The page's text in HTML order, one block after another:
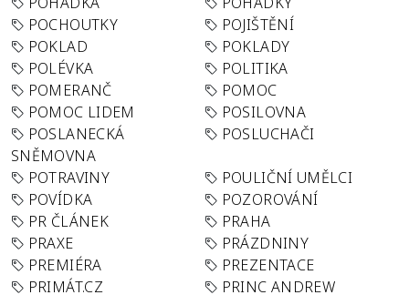
POCHOUTKY
POJIŠTĚNÍ
POKLAD
POKLADY
POLÉVKA
POLITIKA
POMERANČ
POMOC
POMOC LIDEM
POSILOVNA
POSLANECKÁ
SNĚMOVNA
POSLUCHAČI
POTRAVINY
POULIČNÍ UMĚLCI
POVÍDKA
POZOROVÁNÍ
PR ČLÁNEK
PRAHA
PRAXE
PRÁZDNINY
PREMIÉRA
PREZENTACE
PRIMÁT.CZ
PRINC ANDREW